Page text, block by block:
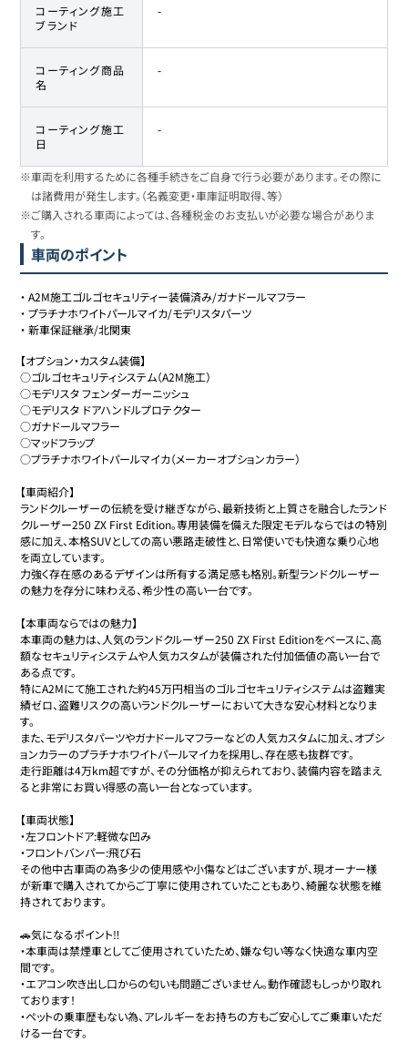
コーティング施工
ブランド
-
コーティング商品
名
-
コーティング施工
日
-
※車両を利用するために各種手続きをご自身で行う必要があります。その際に
は諸費用が発生します。（名義変更・車庫証明取得、等）
※ご購入される車両によっては、各種税金のお支払いが必要な場合がありま
す。
車両のポイント
・A2M施工ゴルゴセキュリティー装備済み/ガナドールマフラー
・プラチナホワイトパールマイカ/モデリスタパーツ
・新車保証継承/北関東
【オプション・カスタム装備】
○ゴルゴセキュリティシステム（A2M施工）
○モデリスタ フェンダーガーニッシュ
○モデリスタ ドアハンドルプロテクター
○ガナドールマフラー
○マッドフラップ
○プラチナホワイトパールマイカ（メーカーオプションカラー）
【車両紹介】
ランドクルーザーの伝統を受け継ぎながら、最新技術と上質さを融合したランド
クルーザー250 ZX First Edition。専用装備を備えた限定モデルならではの特別
感に加え、本格SUVとしての高い悪路走破性と、日常使いでも快適な乗り心地
を両立しています。
力強く存在感のあるデザインは所有する満足感も格別。新型ランドクルーザー
の魅力を存分に味わえる、希少性の高い一台です。
【本車両ならではの魅力】
本車両の魅力は、人気のランドクルーザー250 ZX First Editionをベースに、高
額なセキュリティシステムや人気カスタムが装備された付加価値の高い一台で
ある点です。
特にA2Mにて施工された約45万円相当のゴルゴセキュリティシステムは盗難実
績ゼロ、盗難リスクの高いランドクルーザーにおいて大きな安心材料となりま
す。
また、モデリスタパーツやガナドールマフラーなどの人気カスタムに加え、オプシ
ョンカラーのプラチナホワイトパールマイカを採用し、存在感も抜群です。
走行距離は4万km超ですが、その分価格が抑えられており、装備内容を踏まえ
ると非常にお買い得感の高い一台となっています。
【車両状態】
・左フロントドア:軽微な凹み
・フロントバンパー:飛び石
その他中古車両の為多少の使用感や小傷などはございますが、現オーナー様
が新車で購入されてからご丁寧に使用されていたこともあり、綺麗な状態を維
持されております。
🚗気になるポイント‼️
・本車両は禁煙車としてご使用されていたため、嫌な匂い等なく快適な車内空
間です。
・エアコン吹き出し口からの匂いも問題ございません。動作確認もしっかり取れ
ております！
・ペットの乗車歴もない為、アレルギーをお持ちの方もご安心してご乗車いただ
ける一台です。